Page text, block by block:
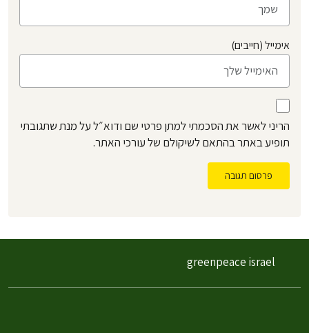
אימייל (חייבים)
הריני לאשר את הסכמתי למתן פרטי שם ודוא״ל על מנת שתגובתי
תופיע באתר בהתאם לשיקולם של עורכי האתר.
פרסום תגובה